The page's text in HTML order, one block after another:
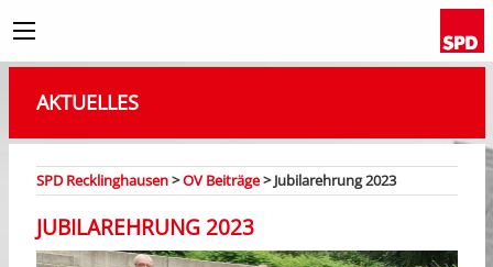
AKTUELLES
SPD Recklinghausen>OV Beiträge>Jubilarehrung 2023
JUBILAREHRUNG 2023